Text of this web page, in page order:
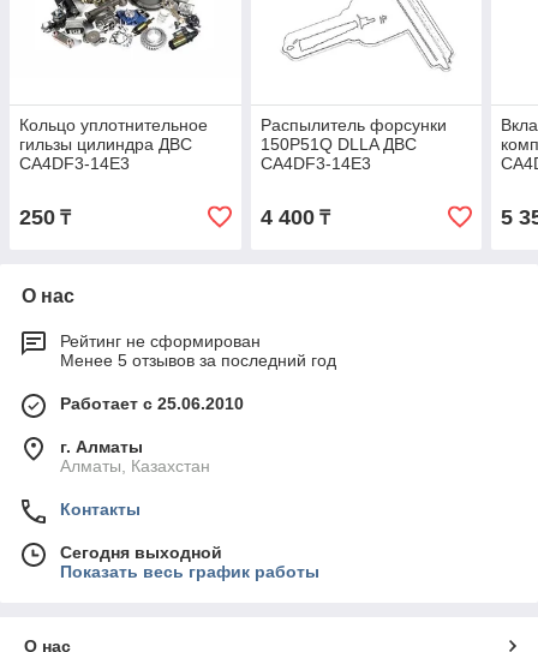
Кольцо уплотнительное
гильзы цилиндра ДВС
CA4DF3-14E3
250 ₸
Распылитель форсунки
150P51Q DLLA ДВС
CA4DF3-14E3
4 400₸ 5
О нас
Рейтинг не сформирован
Менее 5 отзывов за последний год
Работает с 25.06.2010
г. Алматы
Алматы, Казахстан
Контакты
Сегодня выходной
Показать весь график работы
О нас